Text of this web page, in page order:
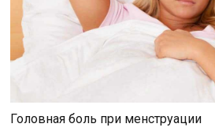
Головная боль при менструации